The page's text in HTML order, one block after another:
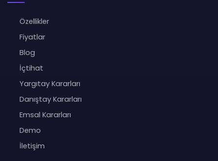
Özellikler
Fiyatlar
Blog
İçtihat
Yargıtay Kararları
Danıştay Kararları
Emsal Kararları
Demo
İletişim